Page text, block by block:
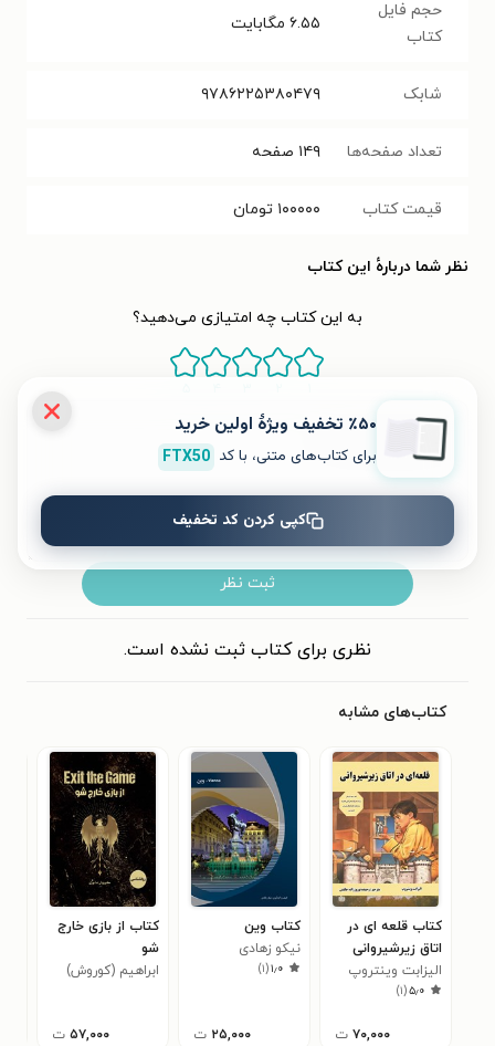
حجم فایل
کتاب
۶.۵۵ مگابایت
شابک ۹۷۸۶۲۲۵۳۸۰۴۷۹
تعداد صفحه‌ها ۱۴۹ صفحه
قیمت کتاب ۱۰۰۰۰۰ تومان
نظر شما دربارهٔ این کتاب
به این کتاب چه امتیازی می‌دهید؟
ثبت نظر
نظری برای کتاب ثبت نشده است.
کتاب‌های مشابه
کتاب قلعه ای در
اتاق زیرشیروانی
الیزابت وینتروپ
۵٫۰(۱)
۷۰,۰۰۰ ت
کتاب وین
نیکو زهادی
۱٫۰(۱)
۲۵,۰۰۰ ت
کتاب از بازی خارج
شو
ابراهیم (کوروش)
۵۷,۰۰۰ ت
٪۵۰ تخفیف ویژۀ اولین خرید
برای کتاب‌های متنی، با کد FTX50
کپی کردن کد تخفیف